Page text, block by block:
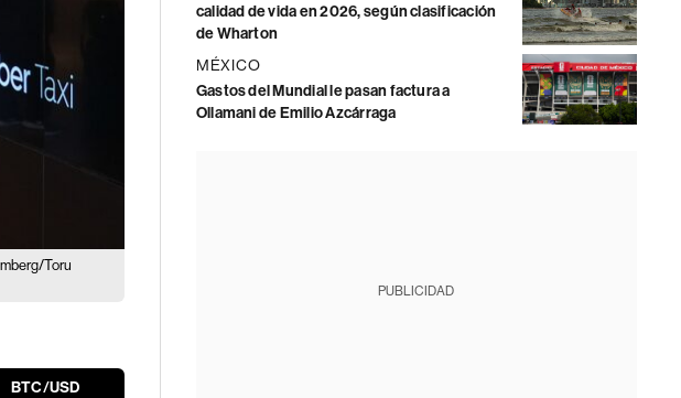
Toru
BTC/USD
calidad de vida en 2026, según clasificación
de Wharton
MÉXICO
Gastos del Mundial le pasan factura a
Ollamani de Emilio Azcárraga
PUBLICIDAD